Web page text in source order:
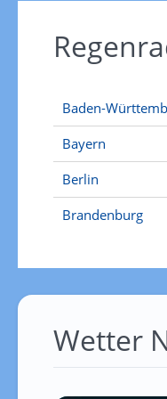
Baden-
Bayern
Berlin
Brandenburg
Wetter